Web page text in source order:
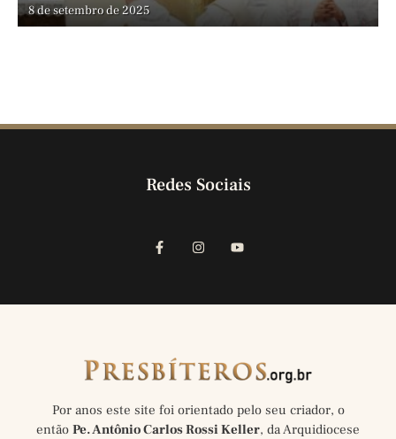
8 de setembro de 2025
Redes Sociais
Por anos este site foi orientado pelo seu criador, o
então Pe. Antônio Carlos Rossi Keller, da Arquidiocese